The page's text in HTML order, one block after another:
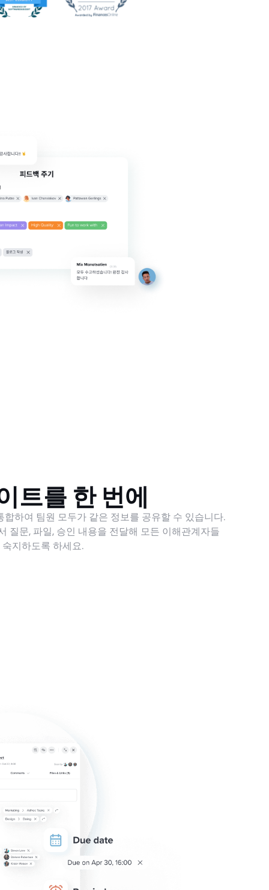
트를 한 번에
하여 팀원 모두가 같은 정보를 공유할 수 있습니다.
질문, 파일, 승인 내용을 전달해 모든 이해관계자들
지하도록 하세요.